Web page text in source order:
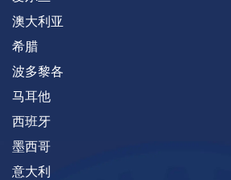
澳大利亚
希腊
波多黎各
马耳他
西班牙
墨西哥
意大利